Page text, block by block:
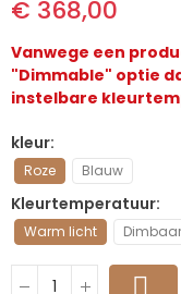
€ 368,00
Vanwege een
"Dimmable" optie
instelbare
kleur
Roze Blauw
Kleurtemperatuur
Warm licht Dimbaar